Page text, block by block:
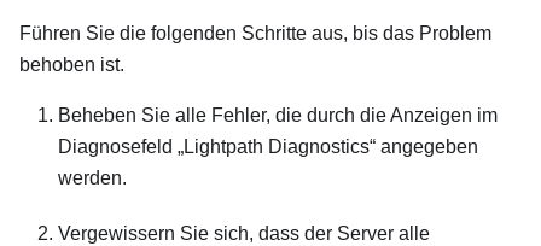
Führen Sie die folgenden Schritte aus, bis das Problem
behoben ist.
Beheben Sie alle Fehler, die durch die Anzeigen im
Diagnosefeld „Lightpath Diagnostics“ angegeben
werden.
Vergewissern Sie sich, dass der Server alle